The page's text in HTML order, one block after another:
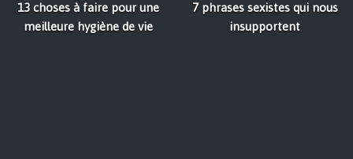
13 choses à faire pour une
meilleure hygiène de vie
7 phrases sexistes qui nous
insupportent